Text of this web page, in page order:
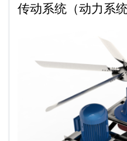
传动系统（动力系统